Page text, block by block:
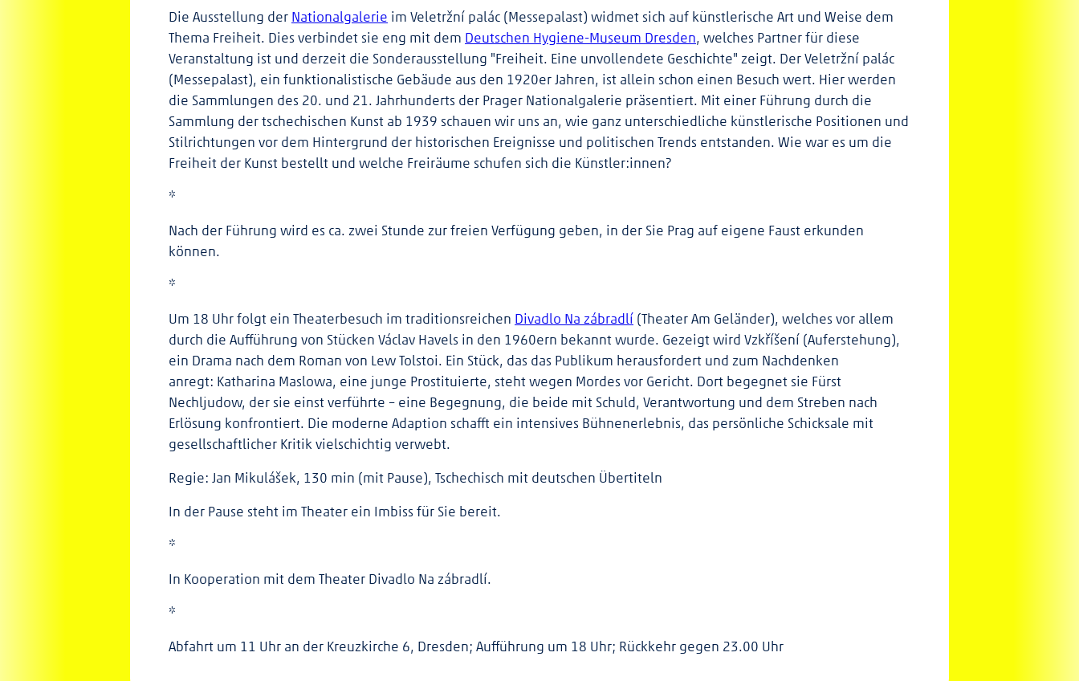
Die Ausstellung der Nationalgalerie im Veletržní palác (Messepalast) widmet sich auf künstlerische Art und Weise dem
Thema Freiheit. Dies verbindet sie eng mit dem Deutschen Hygiene-Museum Dresden, welches Partner für diese
Veranstaltung ist und derzeit die Sonderausstellung "Freiheit. Eine unvollendete Geschichte" zeigt. Der Veletržní palác
(Messepalast), ein funktionalistische Gebäude aus den 1920er Jahren, ist allein schon einen Besuch wert. Hier werden
die Sammlungen des 20. und 21. Jahrhunderts der Prager Nationalgalerie präsentiert. Mit einer Führung durch die
Sammlung der tschechischen Kunst ab 1939 schauen wir uns an, wie ganz unterschiedliche künstlerische Positionen und
Stilrichtungen vor dem Hintergrund der historischen Ereignisse und politischen Trends entstanden. Wie war es um die
Freiheit der Kunst bestellt und welche Freiräume schufen sich die Künstler:innen?
*
Nach der Führung wird es ca. zwei Stunde zur freien Verfügung geben, in der Sie Prag auf eigene Faust erkunden
können.
*
Um 18 Uhr folgt ein Theaterbesuch im traditionsreichen Divadlo Na zábradlí (Theater Am Geländer), welches vor allem
durch die Aufführung von Stücken Václav Havels in den 1960ern bekannt wurde. Gezeigt wird Vzkříšení (Auferstehung),
ein Drama nach dem Roman von Lew Tolstoi. Ein Stück, das das Publikum herausfordert und zum Nachdenken
anregt: Katharina Maslowa, eine junge Prostituierte, steht wegen Mordes vor Gericht. Dort begegnet sie Fürst
Nechljudow, der sie einst verführte – eine Begegnung, die beide mit Schuld, Verantwortung und dem Streben nach
Erlösung konfrontiert. Die moderne Adaption schafft ein intensives Bühnenerlebnis, das persönliche Schicksale mit
gesellschaftlicher Kritik vielschichtig verwebt.
Regie: Jan Mikulášek, 130 min (mit Pause), Tschechisch mit deutschen Übertiteln
In der Pause steht im Theater ein Imbiss für Sie bereit.
*
In Kooperation mit dem Theater Divadlo Na zábradlí.
*
Abfahrt um 11 Uhr an der Kreuzkirche 6, Dresden; Aufführung um 18 Uhr; Rückkehr gegen 23.00 Uhr